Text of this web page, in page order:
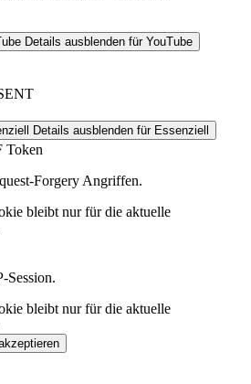
Details ausblenden für YouTube
Details ausblenden für Essenziell
Token
Forgery Angriffen.
bleibt nur für die aktuelle
Session.
bleibt nur für die aktuelle